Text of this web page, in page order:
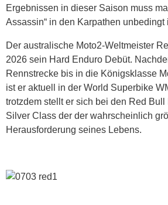
Ergebnissen in dieser Saison muss
Assassin“ in den Karpathen unbedingt
Der australische Moto2-Weltmeister
2026 sein Hard Enduro Debüt.
Rennstrecke bis in die Königsklasse
ist er aktuell in der World Superbike
trotzdem stellt er sich bei den Red
Silver Class der der wahrscheinlich
Herausforderung seines Lebens.